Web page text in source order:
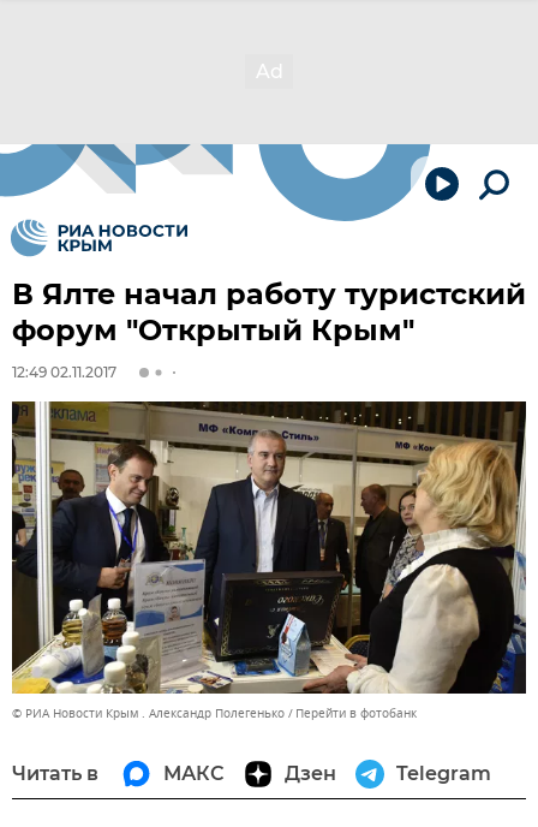
В Ялте начал работу туристский
форум "Открытый Крым"
12:49 02.11.2017
© РИА Новости Крым . Александр Полегенько Перейти в фотобанк
Читать в МАКС Дзен Telegram